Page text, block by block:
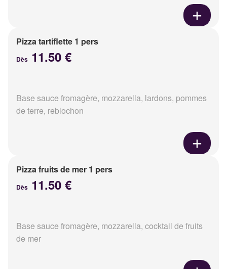
Pizza tartiflette 1 pers
Dès 11.50 €
Base sauce fromagère, mozzarella, lardons, pommes
de terre, reblochon
Pizza fruits de mer 1 pers
Dès 11.50 €
Base sauce fromagère, mozzarella, cocktail de fruits
de mer